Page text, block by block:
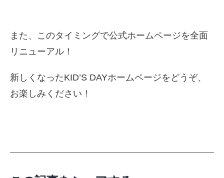
また、このタイミングで公式ホームページを全面
リニューアル！
新しくなったKID’S DAYホームページをどうぞ、
お楽しみください！